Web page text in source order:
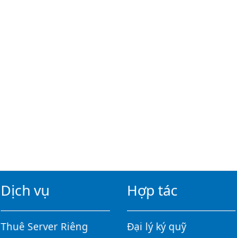
Dịch vụ
Thuê Server Riêng
Hợp tác
Đại lý ký quỹ